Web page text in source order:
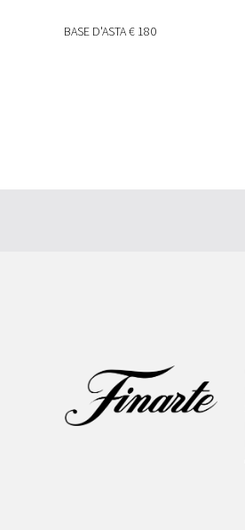
BASE D'ASTA€ 180